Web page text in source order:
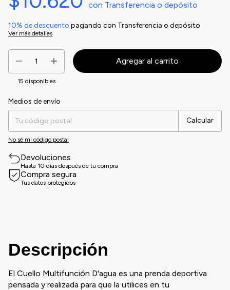
con Transferencia o depósito
10% de descuento pagando con Transferencia o depósito
Ver más detalles
15 disponibles
Entregas para el CP:
Medios de envío
Calcular
No sé mi código postal
Devoluciones
Hasta 10 días después de tu compra
Compra segura
Tus datos protegidos
Descripción
El Cuello Multifunción D'agua es una prenda deportiva
pensada y realizada para que la utilices en tu